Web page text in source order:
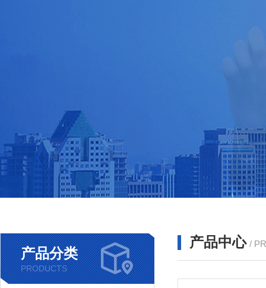
产品分类
PRODUCTS
产品中心 /